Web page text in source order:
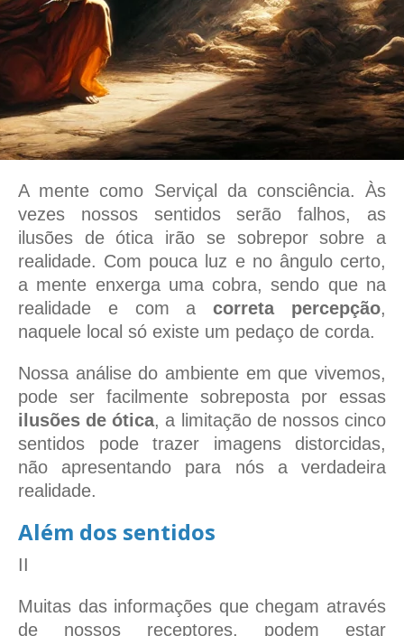
A mente como Serviçal da consciência. Às
vezes nossos sentidos serão falhos, as
ilusões de ótica irão se sobrepor sobre a
realidade. Com pouca luz e no ângulo certo,
a mente enxerga uma cobra, sendo que na
realidade e com acorreta percepção,
naquele local só existe um pedaço de corda.
Nossa análise do ambiente em que vivemos,
pode ser facilmente sobreposta por essas
ilusões de ótica, a limitação de nossos cinco
sentidos pode trazer imagens distorcidas,
não apresentando para nós a verdadeira
realidade.
Além dos sentidos
II
Muitas das informações que chegam através
de nossos receptores, podem estar